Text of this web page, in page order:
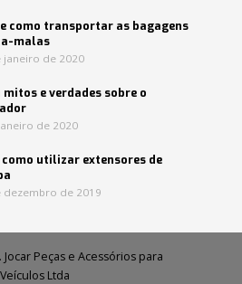
como transportar as bagagens
malas
janeiro de 2020
mitos e verdades sobre o
de 2020
como utilizar extensores de
dezembro de 2019
Peças e Acessórios para
Veículos Ltda